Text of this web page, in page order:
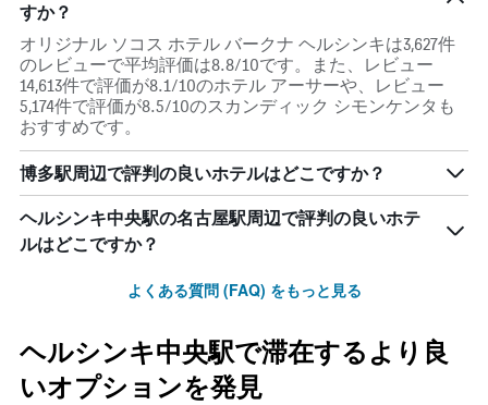
すか？
オリジナル ソコス ホテル バークナ ヘルシンキは3,627件
のレビューで平均評価は8.8/10です。また、レビュー
14,613件で評価が8.1/10のホテル アーサーや、レビュー
5,174件で評価が8.5/10のスカンディック シモンケンタも
おすすめです。
博多駅周辺で評判の良いホテルはどこですか？
ヘルシンキ中央駅の名古屋駅周辺で評判の良いホテ
ルはどこですか？
よくある質問 (FAQ) をもっと見る
ヘルシンキ中央駅で滞在するより良
いオプションを発見